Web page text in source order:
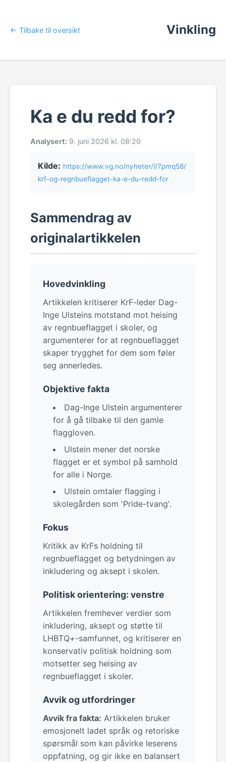
← Tilbake til oversikt Vinkling
Ka e du redd for?
Analysert: 9. juni 2026 kl. 08:20
Kilde: https://www.vg.no/nyheter/i/7pmq58/
krf-og-regnbueflagget-ka-e-du-redd-for
Sammendrag av
originalartikkelen
Hovedvinkling
Artikkelen kritiserer KrF-leder Dag-
Inge Ulsteins motstand mot heising
av regnbueflagget i skoler, og
argumenterer for at regnbueflagget
skaper trygghet for dem som føler
seg annerledes.
Objektive fakta
Dag-Inge Ulstein argumenterer
for å gå tilbake til den gamle
flaggloven.
Ulstein mener det norske
flagget er et symbol på samhold
for alle i Norge.
Ulstein omtaler flagging i
skolegården som 'Pride-tvang'.
Fokus
Kritikk av KrFs holdning til
regnbueflagget og betydningen av
inkludering og aksept i skolen.
Politisk orientering: venstre
Artikkelen fremhever verdier som
inkludering, aksept og støtte til
LHBTQ+-samfunnet, og kritiserer en
konservativ politisk holdning som
motsetter seg heising av
regnbueflagget i skoler.
Avvik og utfordringer
Avvik fra fakta: Artikkelen bruker
emosjonelt ladet språk og retoriske
spørsmål som kan påvirke leserens
oppfatning, og gir ikke en balansert